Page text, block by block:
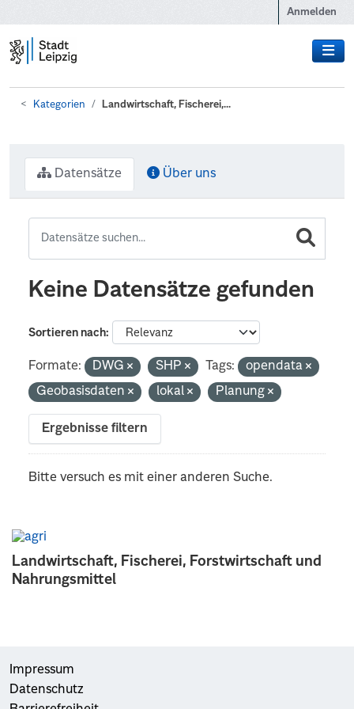
Anmelden
Kategorien Landwirtschaft, Fischerei,...
Landwirtschaft, Fischerei, Forstwirtschaft und
Nahrungsmittel
Datensätze Über uns
Keine Datensätze gefunden
Sortieren nach
Formate: DWG SHP Tags:
opendata
Geobasisdaten
lokal Planung
Ergebnisse filtern
Bitte versuch es mit einer anderen Suche.
Impressum
Datenschutz